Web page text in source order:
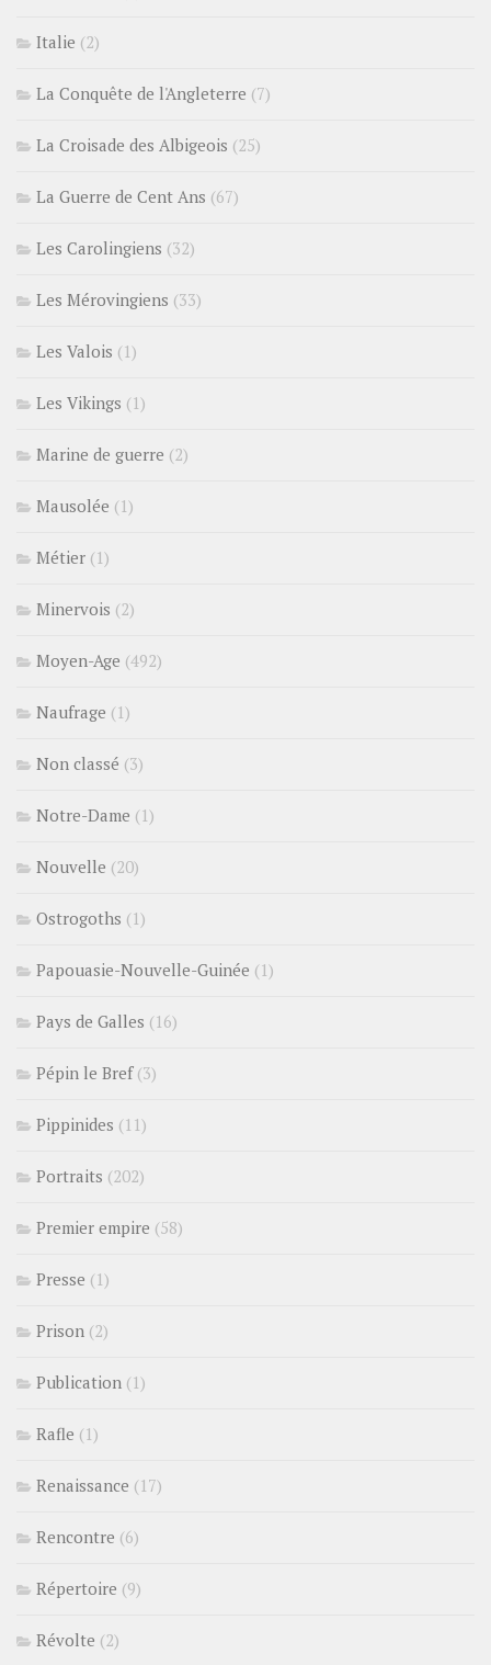
Italie (2)
La Conquête de l'Angleterre (7)
La Croisade des Albigeois (25)
La Guerre de Cent Ans (67)
Les Carolingiens (32)
Les Mérovingiens (33)
Les Valois (1)
Les Vikings (1)
Marine de guerre (2)
Mausolée (1)
Métier (1)
Minervois (2)
Moyen-Age (492)
Naufrage (1)
Non classé (3)
Notre-Dame (1)
Nouvelle (20)
Ostrogoths (1)
Papouasie-Nouvelle-Guinée (1)
Pays de Galles (16)
Pépin le Bref(3)
Pippinides (11)
Portraits (202)
Premier empire (58)
Presse (1)
Prison (2)
Publication (1)
Rafle (1)
Renaissance (17)
Rencontre (6)
Répertoire (9)
Révolte (2)